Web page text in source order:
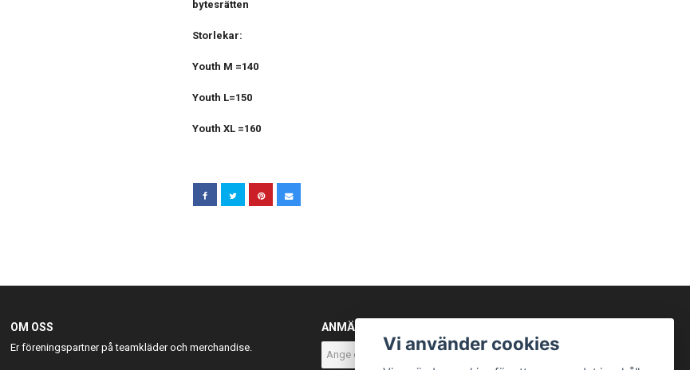
bytesrätten
Storlekar:
Youth M =140
Youth L=150
Youth XL =160
OM OSS
Er föreningspartner på teamkläder och merchandise.
ANMÄL DIG TILL VÅRT NYHETSBREV
Prenumerera
Vi använder cookies